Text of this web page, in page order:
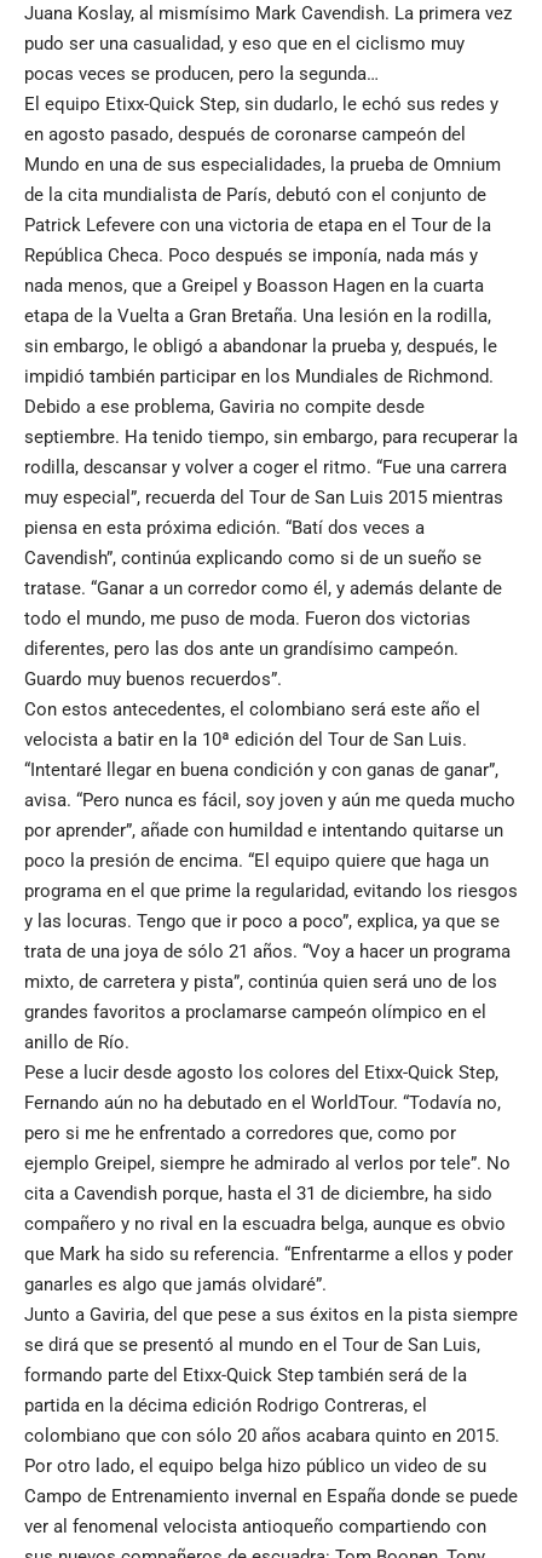
Juana Koslay, al mismísimo Mark Cavendish. La primera vez
pudo ser una casualidad, y eso que en el ciclismo muy
pocas veces se producen, pero la segunda…
El equipo Etixx-Quick Step, sin dudarlo, le echó sus redes y
en agosto pasado, después de coronarse campeón del
Mundo en una de sus especialidades, la prueba de Omnium
de la cita mundialista de París, debutó con el conjunto de
Patrick Lefevere con una victoria de etapa en el Tour de la
República Checa. Poco después se imponía, nada más y
nada menos, que a Greipel y Boasson Hagen en la cuarta
etapa de la Vuelta a Gran Bretaña. Una lesión en la rodilla,
sin embargo, le obligó a abandonar la prueba y, después, le
impidió también participar en los Mundiales de Richmond.
Debido a ese problema, Gaviria no compite desde
septiembre. Ha tenido tiempo, sin embargo, para recuperar la
rodilla, descansar y volver a coger el ritmo. “Fue una carrera
muy especial”, recuerda del Tour de San Luis 2015 mientras
piensa en esta próxima edición. “Batí dos veces a
Cavendish”, continúa explicando como si de un sueño se
tratase. “Ganar a un corredor como él, y además delante de
todo el mundo, me puso de moda. Fueron dos victorias
diferentes, pero las dos ante un grandísimo campeón.
Guardo muy buenos recuerdos”.
Con estos antecedentes, el colombiano será este año el
velocista a batir en la 10ª edición del Tour de San Luis.
“Intentaré llegar en buena condición y con ganas de ganar”,
avisa. “Pero nunca es fácil, soy joven y aún me queda mucho
por aprender”, añade con humildad e intentando quitarse un
poco la presión de encima. “El equipo quiere que haga un
programa en el que prime la regularidad, evitando los riesgos
y las locuras. Tengo que ir poco a poco”, explica, ya que se
trata de una joya de sólo 21 años. “Voy a hacer un programa
mixto, de carretera y pista”, continúa quien será uno de los
grandes favoritos a proclamarse campeón olímpico en el
anillo de Río.
Pese a lucir desde agosto los colores del Etixx-Quick Step,
Fernando aún no ha debutado en el WorldTour. “Todavía no,
pero si me he enfrentado a corredores que, como por
ejemplo Greipel, siempre he admirado al verlos por tele”. No
cita a Cavendish porque, hasta el 31 de diciembre, ha sido
compañero y no rival en la escuadra belga, aunque es obvio
que Mark ha sido su referencia. “Enfrentarme a ellos y poder
ganarles es algo que jamás olvidaré”.
Junto a Gaviria, del que pese a sus éxitos en la pista siempre
se dirá que se presentó al mundo en el Tour de San Luis,
formando parte del Etixx-Quick Step también será de la
partida en la décima edición Rodrigo Contreras, el
colombiano que con sólo 20 años acabara quinto en 2015.
Por otro lado, el equipo belga hizo público un video de su
Campo de Entrenamiento invernal en España donde se puede
ver al fenomenal velocista antioqueño compartiendo con